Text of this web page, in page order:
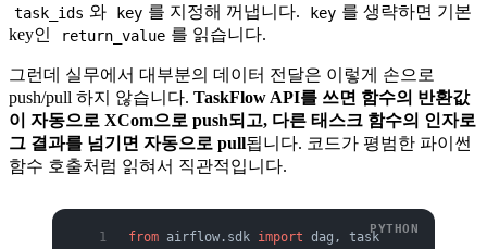
task_ids 와 key 를 지정해 꺼냅니다. key 를 생략하면 기본
key인
return_value 를 읽습니다.
그런데 실무에서 대부분의 데이터 전달은 이렇게 손으로
push/pull 하지 않습니다. TaskFlow API를 쓰면 함수의 반환값
이 자동으로 XCom으로 push되고, 다른 태스크 함수의 인자로
그 결과를 넘기면 자동으로 pull됩니다. 코드가 평범한 파이썬
함수 호출처럼 읽혀서 직관적입니다.
from airflow.sdk import dag, task